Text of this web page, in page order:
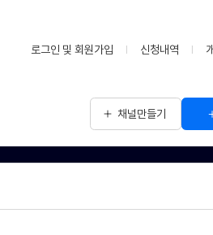
로그인 및 회원가입 신청내역
채널만들기